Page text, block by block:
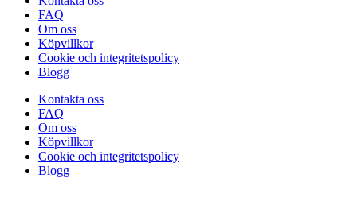
FAQ
Om oss
Köpvillkor
Cookie och integritetspolicy
Blogg
Kontakta oss
FAQ
Om oss
Köpvillkor
Cookie och integritetspolicy
Blogg